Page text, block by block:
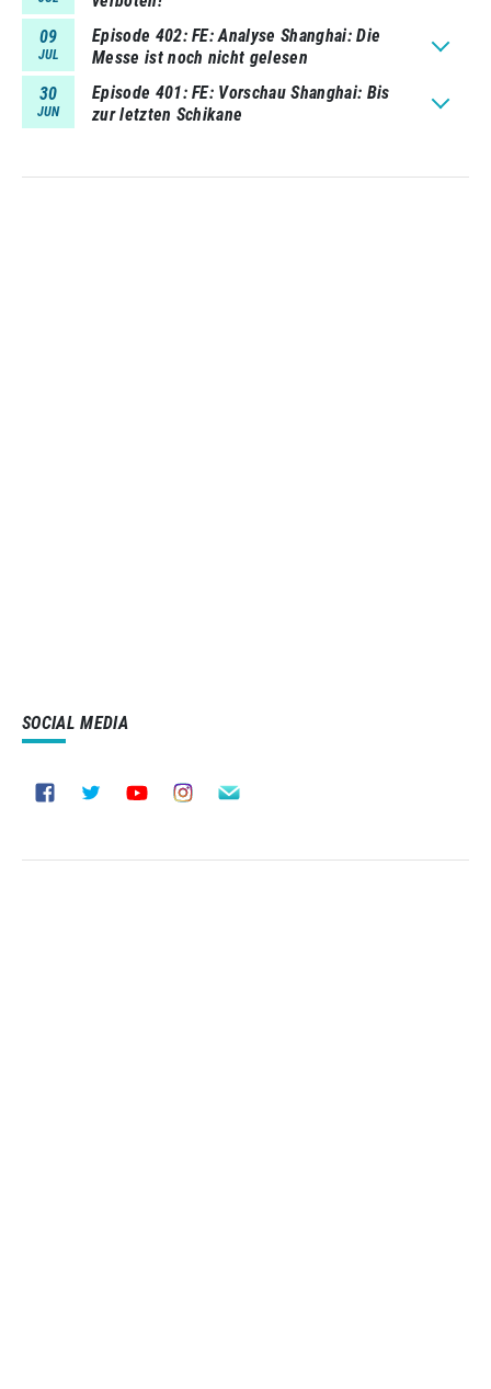
09
JUL
Episode 402 FE: Analyse Shanghai: Die
Messe ist noch nicht gelesen
30
JUN
Episode 401 FE: Vorschau Shanghai: Bis
zur letzten Schikane
SOCIAL MEDIA